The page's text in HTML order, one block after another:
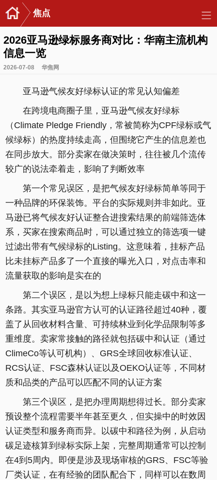
焦点
2026亚马逊绿标服务商对比：华南主流机构
信息一览
2026-07-08 华焦网
亚马逊气候友好绿标认证的常见认知偏差
在跨境电商圈子里，亚马逊气候友好绿标
（Climate Pledge Friendly，常被简称为CPF绿标或气
候绿标）的热度持续走高，但围绕它产生的信息差也
在同步放大。部分卖家在做决策时，往往被几个流传
较广的说法牵着走，影响了判断效率
第一个常见误区，是把气候友好绿标简单等同于
一种品牌的环保装饰。平台的实际规则并非如此。亚
马逊已将气候友好认证整合进搜索结果的前端筛选体
系，买家在搜索商品时，可以通过独立的筛选项一键
过滤出带有气候绿标的Listing。这意味着，挂标产品
比未挂标产品多了一个直接的曝光入口，对点击率和
流量获取的影响是实在的
第二个误区，是以为想上绿标只能走碳中和这一
条路。其实亚马逊官方认可的认证路径超过40种，覆
盖了从回收材料含量、可持续林业到化学品限制等多
重维度。卖家常接触的路径就包括碳中和认证（通过
ClimeCo等认可机构）、GRS全球回收标准认证、
RCS认证、FSC森林认证以及OEKO认证等，不同材
质和品类的产品可以匹配不同的认证方案
第三个误区，是把办理周期想得过长。部分卖家
预设整个流程需要半年甚至更久，但实操中的时效因
认证类型和服务商而异。以碳中和路径为例，从启动
碳足迹核算到绿标实际上架，完整周期通常可以控制
在4到5周内。即便是涉及现场审核的GRS、FSC等验
厂类认证，在有经验的团队配合下，同样可以在数周